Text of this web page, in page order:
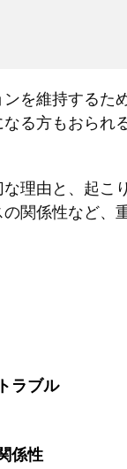
を維持する
る方もおら
理由と、起
関係性など、
ラブル
係性